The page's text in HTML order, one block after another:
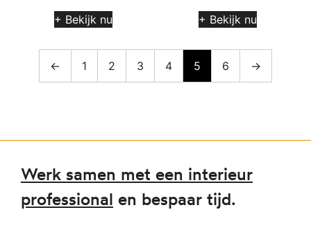
+ Bekijk nu + Bekijk nu
← 1 2 3 4 5 6 →
Werk samen met een interieur
professional en bespaar tijd.